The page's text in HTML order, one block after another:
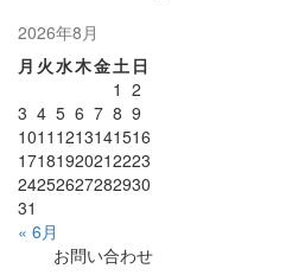
2026年8月
月 火水木金土 日
« 6月
1 2
3 4 5 6 7 8 9
1011 1213141516
17181920212223
24252627282930
31
お問い合わせ